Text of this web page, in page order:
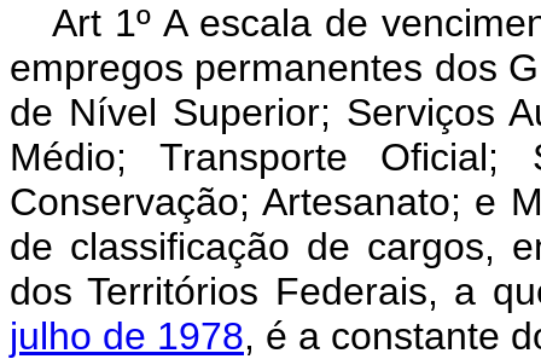
Art 1º A escala de
empregos permanentes dos
de Nível Superior; Serviços
Médio; Transporte
Conservação; Artesanato; e
de classificação de cargos,
dos Territórios Federais, a
julho de 1978, é a constante